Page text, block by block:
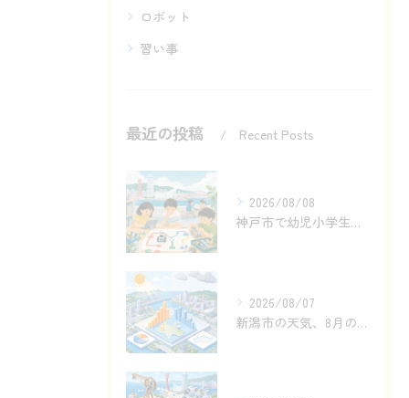
ロボット
習い事
最近の投稿 Recent Posts
2026/08/08
神戸市で幼児小学生が分岐・反復を学ぶロボット体験
2026/08/07
新潟市の天気、8月の晴れ雨差をどう見るか